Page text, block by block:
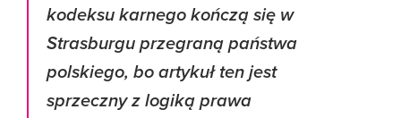
kodeksu karnego kończą się w
Strasburgu przegraną państwa
polskiego, bo artykuł ten jest
sprzeczny z logiką prawa